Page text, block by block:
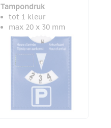
Tampondruk
tot 1 kleur
max 20 x 30 mm